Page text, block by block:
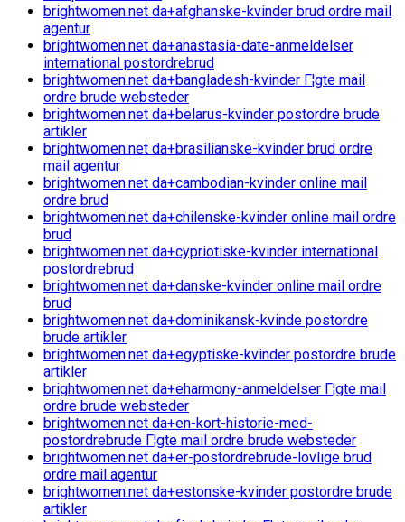
brightwomen.net da+afghanske-kvinder brud ordre mail
agentur
brightwomen.net da+anastasia-date-anmeldelser
international postordrebrud
brightwomen.net da+bangladesh-kvinder Г¦gte mail
ordre brude websteder
brightwomen.net da+belarus-kvinder postordre brude
artikler
brightwomen.net da+brasilianske-kvinder brud ordre
mail agentur
brightwomen.net da+cambodian-kvinder online mail
ordre brud
brightwomen.net da+chilenske-kvinder online mail ordre
brud
brightwomen.net da+cypriotiske-kvinder international
postordrebrud
brightwomen.net da+danske-kvinder online mail ordre
brud
brightwomen.net da+dominikansk-kvinde postordre
brude artikler
brightwomen.net da+egyptiske-kvinder postordre brude
artikler
brightwomen.net da+eharmony-anmeldelser Г¦gte mail
ordre brude websteder
brightwomen.net da+en-kort-historie-med-
postordrebrude Г¦gte mail ordre brude websteder
brightwomen.net da+er-postordrebrude-lovlige brud
ordre mail agentur
brightwomen.net da+estonske-kvinder postordre brude
artikler